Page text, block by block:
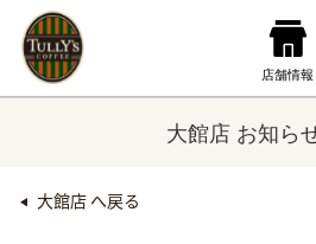
大館店 お知ら
大館店 へ戻る